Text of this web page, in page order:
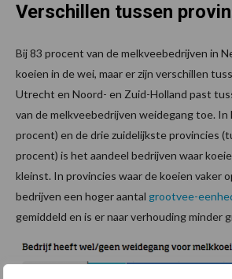
Verschillen tussen
Bij 83 procent van de melkveebedrijven in
koeien in de wei, maar er zijn verschillen
Utrecht en Noord- en Zuid-Holland past
van de melkveebedrijven weidegang toe. In
procent) en de drie zuidelijkste provincies
procent) is het aandeel bedrijven waar
kleinst. In provincies waar de koeien vaker
bedrijven een hoger aantal grootvee-
gemiddeld en is er naar verhouding minder